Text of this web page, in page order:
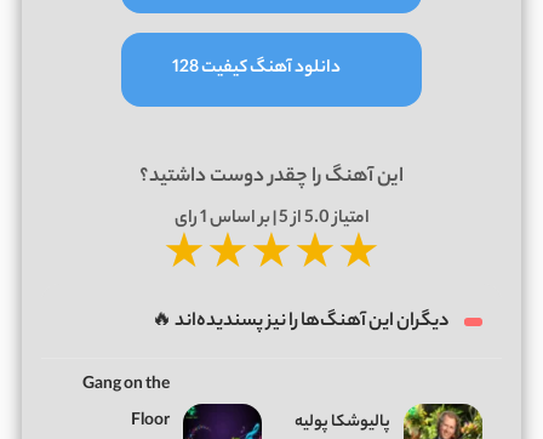
دانلود آهنگ کیفیت 128
این آهنگ را چقدر دوست داشتید؟
امتیاز5.0از 5 | بر اساس 1رای
★★★★★
دیگران این آهنگ‌ها را نیز پسندیده‌اند 🔥
پالیوشکا پولیه
Gang on the
Floor